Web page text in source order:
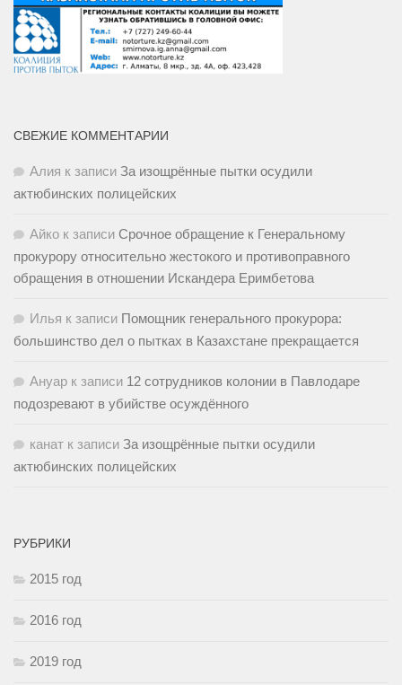
СВЕЖИЕ КОММЕНТАРИИ
Алия к записи За изощрённые пытки осудили
актюбинских полицейских
Айко к записи Срочное обращение к Генеральному
прокурору относительно жестокого и противоправного
обращения в отношении Искандера Еримбетова
Илья к записи Помощник генерального прокурора:
большинство дел о пытках в Казахстане прекращается
Ануар к записи 12 сотрудников колонии в Павлодаре
подозревают в убийстве осуждённого
канат к записи За изощрённые пытки осудили
актюбинских полицейских
РУБРИКИ
2015 год
2016 год
2019 год